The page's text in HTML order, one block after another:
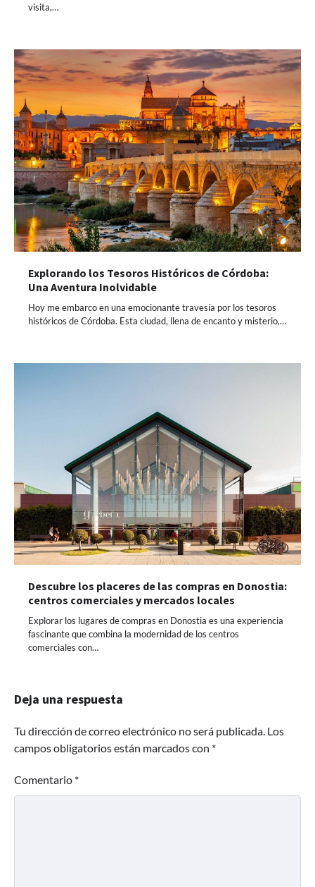
visita,…
Explorando los Tesoros Históricos de Córdoba:
Una Aventura Inolvidable
Hoy me embarco en una emocionante travesía por los tesoros
históricos de Córdoba. Esta ciudad, llena de encanto y misterio,…
Descubre los placeres de las compras en Donostia:
centros comerciales y mercados locales
Explorar los lugares de compras en Donostia es una experiencia
fascinante que combina la modernidad de los centros
comerciales con…
Deja una respuesta
Tu dirección de correo electrónico no será publicada. Los
campos obligatorios están marcados con *
Comentario *